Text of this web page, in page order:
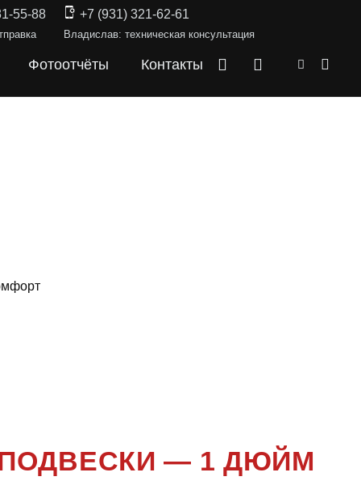
55-88 +7 (931) 321-62-61
Владислав: техническая консультация
Фотоотчёты Контакты
— 1 ДЮЙМ